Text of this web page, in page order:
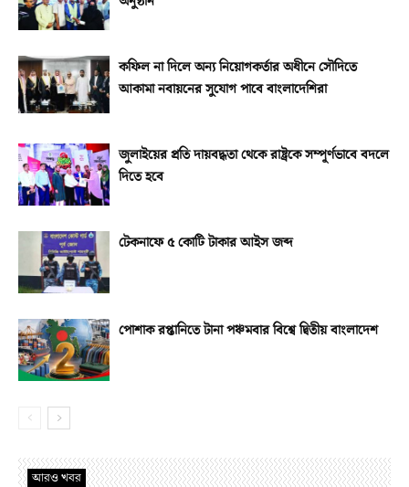
কফিল না দিলে অন্য নিয়োগকর্তার অধীনে সৌদিতে
আকামা নবায়নের সুযোগ পাবে বাংলাদেশিরা
জুলাইয়ের প্রতি দায়বদ্ধতা থেকে রাষ্ট্রকে সম্পূর্ণভাবে বদলে
দিতে হবে
টেকনাফে ৫ কোটি টাকার আইস জব্দ
পোশাক রপ্তানিতে টানা পঞ্চমবার বিশ্বে দ্বিতীয় বাংলাদেশ
আরও খবর